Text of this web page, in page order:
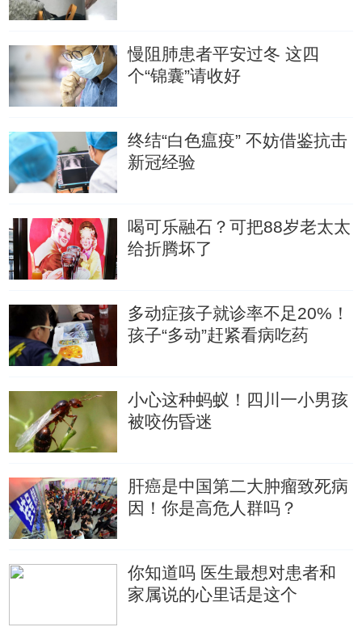
慢阻肺患者平安过冬 这四
个“锦囊”请收好
终结“白色瘟疫” 不妨借鉴抗击
新冠经验
喝可乐融石？可把88岁老太太
给折腾坏了
多动症孩子就诊率不足20%！
孩子“多动”赶紧看病吃药
小心这种蚂蚁！四川一小男孩
被咬伤昏迷
肝癌是中国第二大肿瘤致死病
因！你是高危人群吗？
你知道吗 医生最想对患者和
家属说的心里话是这个